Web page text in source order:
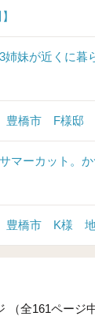
妹が近くに暮
豊橋市 F様邸
マーカット。
豊橋市 K様 地
（全161ページ中